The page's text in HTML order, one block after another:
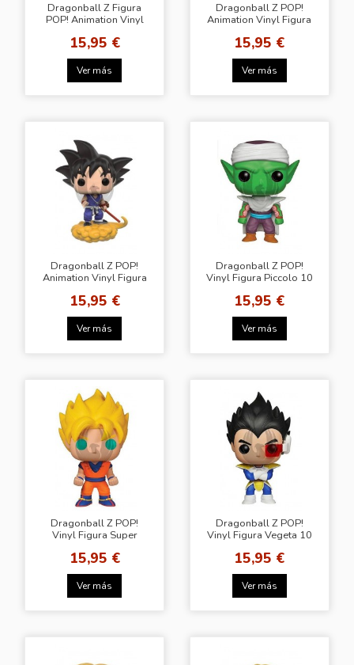
Dragonball Z Figura
POP! Animation Vinyl
15,95 €
Ver más
Dragonball Z POP!
Animation Vinyl Figura
15,95 €
Ver más
Dragonball Z POP!
Animation Vinyl Figura
Nimbus 9 cm
15,95 €
Ver más
Dragonball Z POP!
Vinyl Figura Piccolo 10
15,95 €
Ver más
Dragonball Z POP!
Vinyl Figura Super
15,95 €
Ver más
Dragonball Z POP!
Vinyl Figura Vegeta 10
15,95 €
Ver más